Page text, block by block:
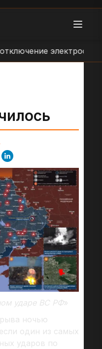
ударе ВС РФ»
ночью
один из самых
ударов по